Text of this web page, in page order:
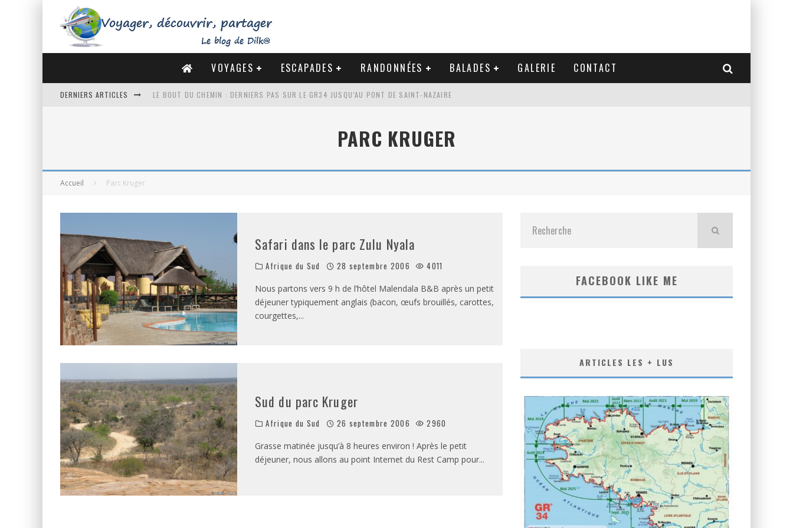
VOYAGES ESCAPADES RANDONNÉES BALADES GALERIE CONTACT
DERNIERS ARTICLES LE BOUT DU CHEMIN : DERNIERS PAS SUR LE GR34 JUSQU’AU PONT DE SAINT-NAZAIRE
DES MARAIS SALANTS DE GUÉRANDE À LA CÔTE SAUVAGE DU CROISICPARC KRUGER
Accueil Parc Kruger
Safari dans le parc Zulu Nyala
Afrique du Sud 28 septembre 2006 4011
Nous partons vers 9 h de l’hôtel Malendala B&B après un petit
déjeuner typiquement anglais (bacon, œufs brouillés, carottes,
courgettes,...
Sud du parc Kruger
Afrique du Sud 26 septembre 2006 2960
Grasse matinée jusqu’à 8 heures environ ! Après le petit
déjeuner, nous allons au point Internet du Rest Camp pour...
FACEBOOK LIKE ME
ARTICLES LES + LUS